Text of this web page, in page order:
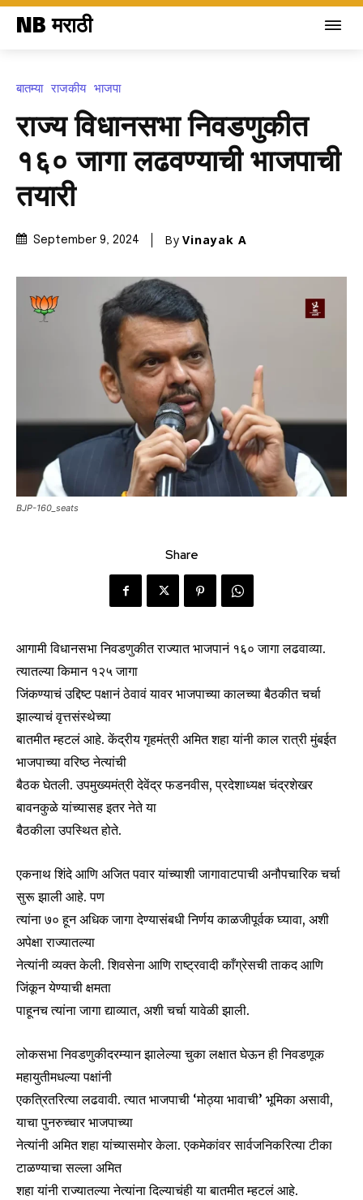
Join our community of
SUBSCRIBERS and be part of the
To subscribe, simply enter your email address on our website
or click the subscribe button below. Don't worry, we respect
your privacy and won't spam your inbox. Your information is
safe with us.
NB मराठी
बातम्या राजकीय भाजपा
राज्य विधानसभा निवडणुकीत
१६० जागा लढवण्याची भाजपाची
तयारी
September 9, 2024 By Vinayak A
BJP-160_seats
Share
आगामी विधानसभा निवडणुकीत राज्यात भाजपानं १६० जागा लढवाव्या.
त्यातल्या किमान १२५ जागा
जिंकण्याचं उद्दिष्ट पक्षानं ठेवावं यावर भाजपाच्या कालच्या बैठकीत चर्चा
झाल्याचं वृत्तसंस्थेच्या
बातमीत म्हटलं आहे. केंद्रीय गृहमंत्री अमित शहा यांनी काल रात्री मुंबईत
भाजपाच्या वरिष्ठ नेत्यांची
बैठक घेतली. उपमुख्यमंत्री देवेंद्र फडनवीस, प्रदेशाध्यक्ष चंद्रशेखर
बावनकुळे यांच्यासह इतर नेते या
बैठकीला उपस्थित होते.
एकनाथ शिंदे आणि अजित पवार यांच्याशी जागावाटपाची अनौपचारिक चर्चा
सुरू झाली आहे. पण
त्यांना ७० हून अधिक जागा देण्यासंबधी निर्णय काळजीपूर्वक घ्यावा, अशी
अपेक्षा राज्यातल्या
नेत्यांनी व्यक्त केली. शिवसेना आणि राष्ट्रवादी काँग्रेसची ताकद आणि
जिंकून येण्याची क्षमता
पाहूनच त्यांना जागा द्याव्यात, अशी चर्चा यावेळी झाली.
लोकसभा निवडणुकीदरम्यान झालेल्या चुका लक्षात घेऊन ही निवडणूक
महायुतीमधल्या पक्षांनी
एकत्रितरित्या लढवावी. त्यात भाजपाची ‘मोठ्या भावाची’ भूमिका असावी,
याचा पुनरुच्चार भाजपाच्या
नेत्यांनी अमित शहा यांच्यासमोर केला. एकमेकांवर सार्वजनिकरित्या टीका
टाळण्याचा सल्ला अमित
शहा यांनी राज्यातल्या नेत्यांना दिल्याचंही या बातमीत म्हटलं आहे.